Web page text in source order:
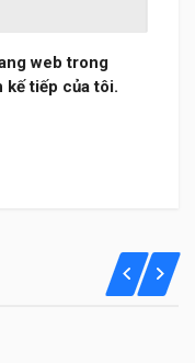
web trong
tiếp của tôi.